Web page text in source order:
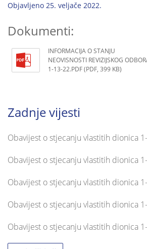
Objavljeno 25. veljače 2022.
Dokumenti:
INFORMACIJA O STANJU
NEOVISNOSTI REVIZIJSKOG
1-13-22.PDF (PDF, 399 KB)
Zadnje vijesti
Obavijest o stjecanju vlastitih dionica
Obavijest o stjecanju vlastitih dionica
Obavijest o stjecanju vlastitih dionica
Obavijest o stjecanju vlastitih dionica
Obavijest o stjecanju vlastitih dionica